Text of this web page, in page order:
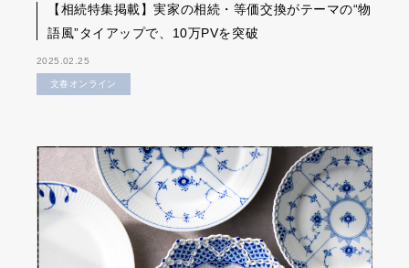
【相続特集掲載】実家の相続・等価交換がテーマの“物
語風”タイアップで、10万PVを突破
2025.02.25
文春オンライン